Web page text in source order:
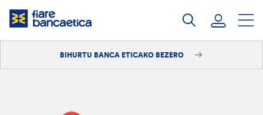
Pasatu
edukia
BIHURTU BANCA ETICAKO BEZERO